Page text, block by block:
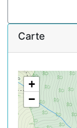
Carte
+
−